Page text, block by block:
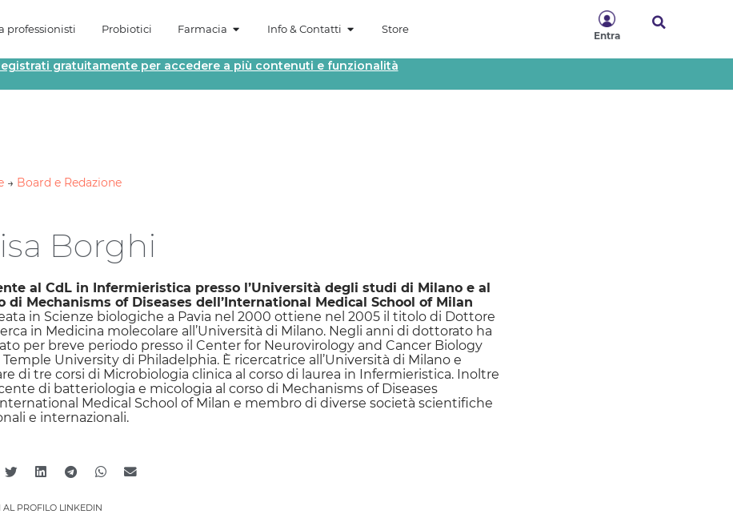
professionisti Probiotici Farmacia Info & Contatti Store
Entra
gratuitamente per accedere a più contenuti e funzionalità
→ Board e Redazione
Borghi
al CdL in Infermieristica presso l’Università degli studi di Milano e al
di Mechanisms of Diseases dell’International Medical School of Milan
in Scienze biologiche a Pavia nel 2000 ottiene nel 2005 il titolo di Dottore
in Medicina molecolare all’Università di Milano. Negli anni di dottorato ha
per breve periodo presso il Center for Neurovirology and Cancer Biology
Temple University di Philadelphia. È ricercatrice all’Università di Milano e
di tre corsi di Microbiologia clinica al corso di laurea in Infermieristica. Inoltre
di batteriologia e micologia al corso di Mechanisms of Diseases
Medical School of Milan e membro di diverse società scientifiche
e internazionali.
AL PROFILO LINKEDIN